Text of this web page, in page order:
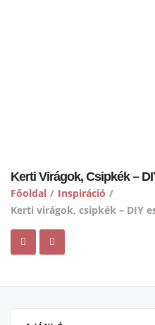
Kerti Virágok, Csipkék –
Főoldal / Inspiráció /
Kerti virágok, csipkék – DIY